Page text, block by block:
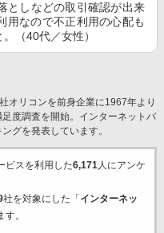
としなどの取引確認が出来
用なので不正利用の心配も
（40代／女性）
オリコンを前身企業に1967年より
度調査を開始。インターネットバ
グを発表しています。
ビスを利用した6,171人にアンケ
社を対象にした「 インターネッ
。